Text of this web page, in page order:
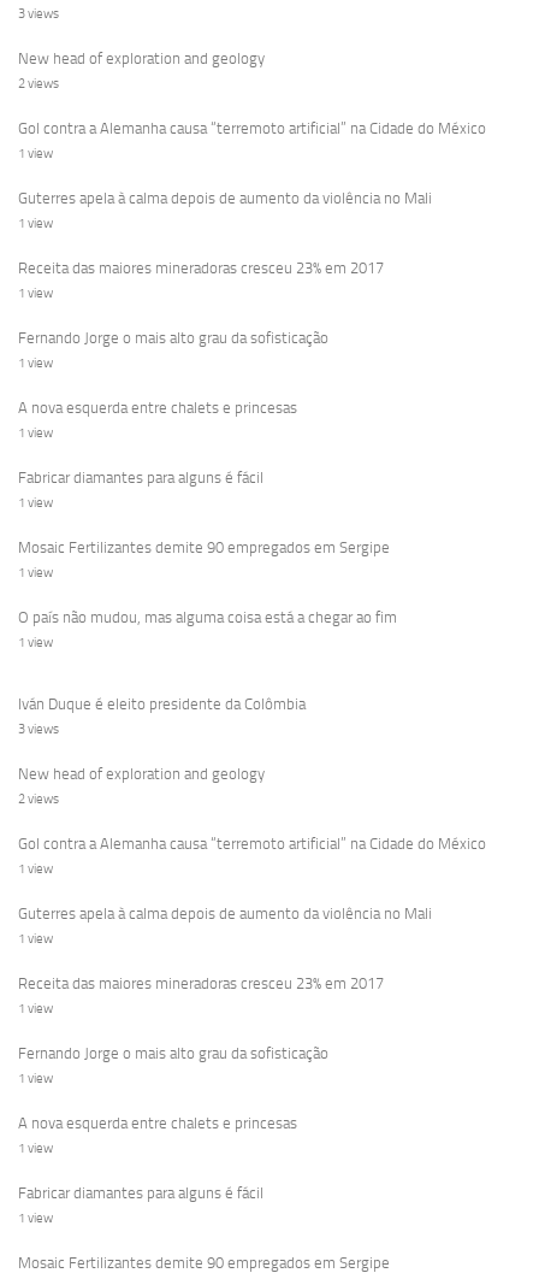
3 views
New head of exploration and geology
2 views
Gol contra a Alemanha causa “terremoto artificial” na Cidade do México
1 view
Guterres apela à calma depois de aumento da violência no Mali
1 view
Receita das maiores mineradoras cresceu 23% em 2017
1 view
Fernando Jorge o mais alto grau da sofisticação
1 view
A nova esquerda entre chalets e princesas
1 view
Fabricar diamantes para alguns é fácil
1 view
Mosaic Fertilizantes demite 90 empregados em Sergipe
1 view
O país não mudou, mas alguma coisa está a chegar ao fim
1 view
Iván Duque é eleito presidente da Colômbia
3 views
New head of exploration and geology
2 views
Gol contra a Alemanha causa “terremoto artificial” na Cidade do México
1 view
Guterres apela à calma depois de aumento da violência no Mali
1 view
Receita das maiores mineradoras cresceu 23% em 2017
1 view
Fernando Jorge o mais alto grau da sofisticação
1 view
A nova esquerda entre chalets e princesas
1 view
Fabricar diamantes para alguns é fácil
1 view
Mosaic Fertilizantes demite 90 empregados em Sergipe